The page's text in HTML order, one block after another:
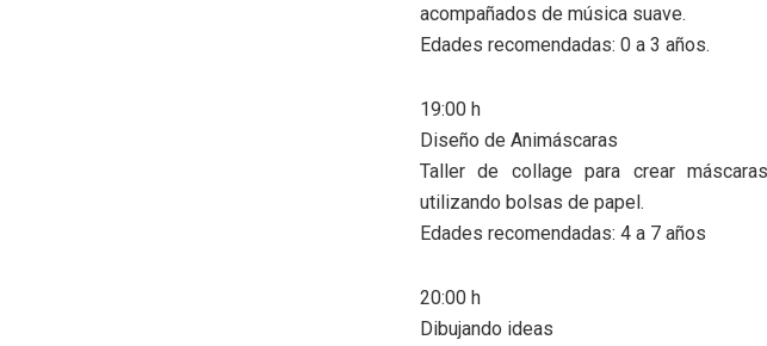
acompañados de música suave.
Edades recomendadas: 0 a 3 años.
19:00 h
Diseño de Animáscaras
Taller de collage para crear
utilizando bolsas de papel.
Edades recomendadas: 4 a 7 años
20:00 h
Dibujando ideas